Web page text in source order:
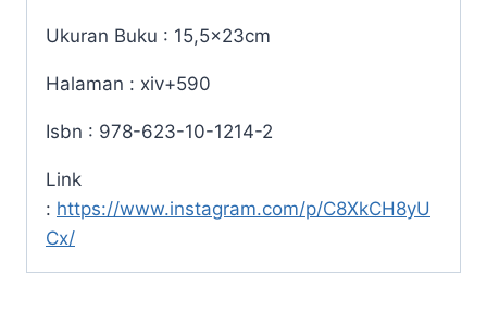
Ukuran Buku : 15,5x23cm
Halaman : xiv+590
Isbn : 978-623-10-1214-2
Link
: https://www.instagram.com/p/C8XkCH8yU
Cx/